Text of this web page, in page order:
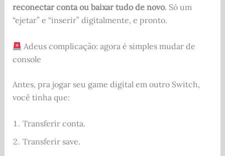
reconectar conta ou baixar tudo de novo. Só um
“ejetar” e “inserir” digitalmente, e pronto.
Adeus complicação: agora é simples mudar de
console
Antes, pra jogar seu game digital em outro Switch,
você tinha que:
Transferir conta.
Transferir save.